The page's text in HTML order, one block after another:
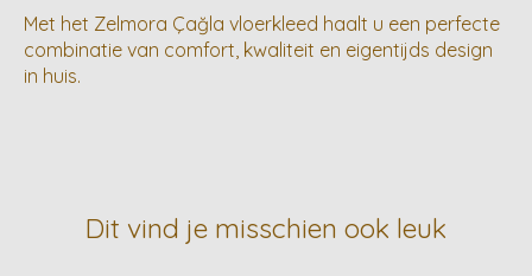
Met het Zelmora Çağla vloerkleed haalt u een perfecte
combinatie van comfort, kwaliteit en eigentijds design
in huis.
Dit vind je misschien ook leuk